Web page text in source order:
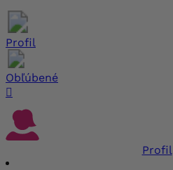
Profil
Obľúbené

Profil